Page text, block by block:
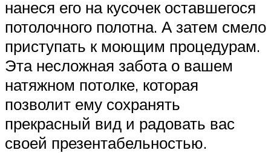
нанеся его на кусочек оставшегося
потолочного полотна. А затем смело
приступать к моющим процедурам.
Эта несложная забота о вашем
натяжном потолке, которая
позволит ему сохранять
прекрасный вид и радовать вас
своей презентабельностью.